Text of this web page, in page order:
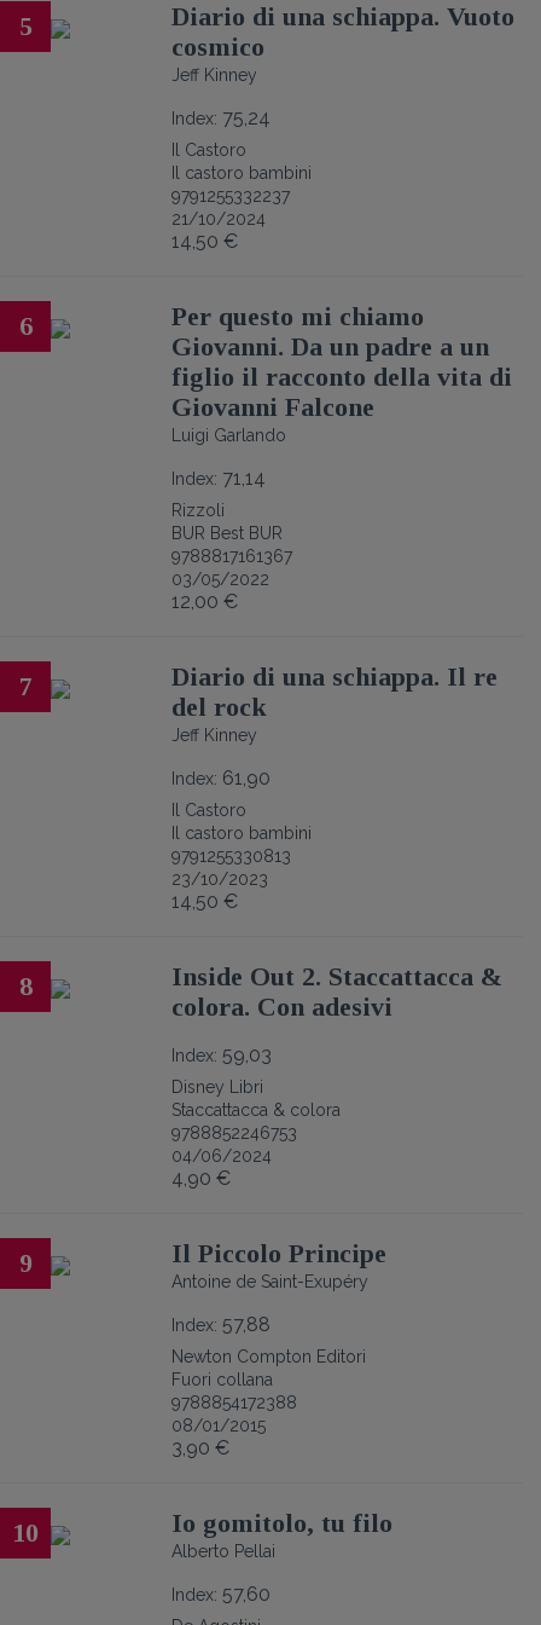
5
Diario di una schiappa. Vuoto
cosmico
Jeff Kinney
Index: 75,24
Il Castoro
Il castoro bambini
9791255332237
21/10/2024
14,50 €
6
Per questo mi chiamo
Giovanni. Da un padre a un
figlio il racconto della vita di
Giovanni Falcone
Luigi Garlando
Index: 71,14
Rizzoli
BUR Best BUR
9788817161367
03/05/2022
12,00 €
7
Diario di una schiappa. Il re
del rock
Jeff Kinney
Index: 61,90
Il Castoro
Il castoro bambini
9791255330813
23/10/2023
14,50 €
8
Inside Out 2. Staccattacca &
colora. Con adesivi
Index: 59,03
Disney Libri
Staccattacca & colora
9788852246753
04/06/2024
4,90 €
9 Il Piccolo Principe
Antoine de Saint-Exupéry
Index: 57,88
Newton Compton Editori
Fuori collana
9788854172388
08/01/2015
3,90 €
10 Io gomitolo, tu filo
Alberto Pellai
Index: 57,60